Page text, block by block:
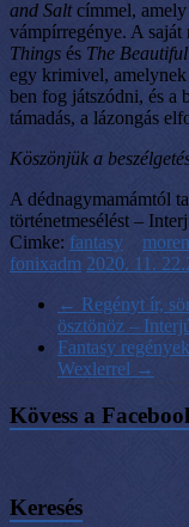
and Saltcímmel,
vámpírregénye. A
Things és The
egy krimivel, amelynek
ben fog játszódni, és a
támadás, a lázongás
Köszönjük a
A dédnagymamámtól
történetmesélést –
Cimke: fantasy
fonixadm 2020. 11. 22.
← Regényt ír,
ösztönöz –
Fantasy
Wexlerrel →
Kövess a
Keresés